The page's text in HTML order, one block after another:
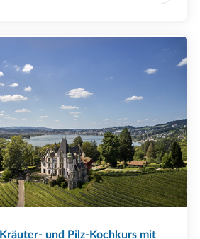
und Pilz-Kochkurs mit